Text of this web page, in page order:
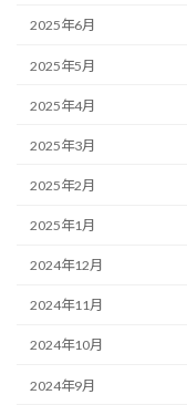
2025年6月
2025年5月
2025年4月
2025年3月
2025年2月
2025年1月
2024年12月
2024年11月
2024年10月
2024年9月